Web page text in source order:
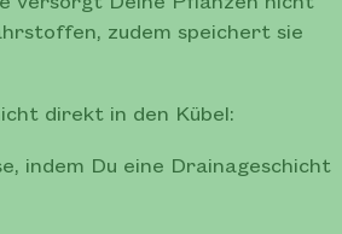
zudem speichert sie
direkt in den Kübel:
indem Du eine Drainageschicht